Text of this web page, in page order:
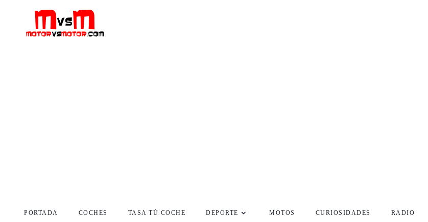
PORTADA COCHES TASA TÚ COCHE DEPORTE MOTOS CURIOSIDADES RADIO